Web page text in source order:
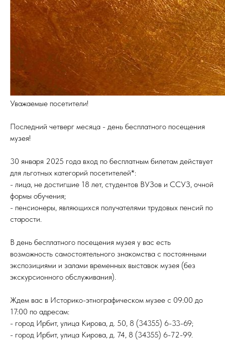
Уважаемые посетители!
Последний четверг месяца - день бесплатного посещения
музея!
30 января 2025 года вход по бесплатным билетам действует
для льготных категорий посетителей*:
- лица, не достигшие 18 лет, студентов ВУЗов и ССУЗ, очной
формы обучения;
- пенсионеры, являющихся получателями трудовых пенсий по
старости.
В день бесплатного посещения музея у вас есть
возможность самостоятельного знакомства с постоянными
экспозициями и залами временных выставок музея (без
экскурсионного обслуживания).
Ждем вас в Историко-этнографическом музее с 09:00 до
17:00 по адресам:
- город Ирбит, улица Кирова, д. 50, 8 (34355) 6-33-69;
- город Ирбит, улица Кирова, д. 74, 8 (34355) 6-72-99.